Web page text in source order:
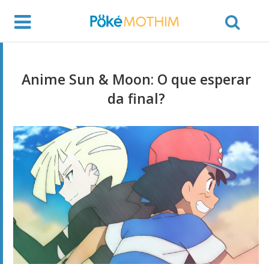
Anime Sun & Moon: O que esperar
da final?